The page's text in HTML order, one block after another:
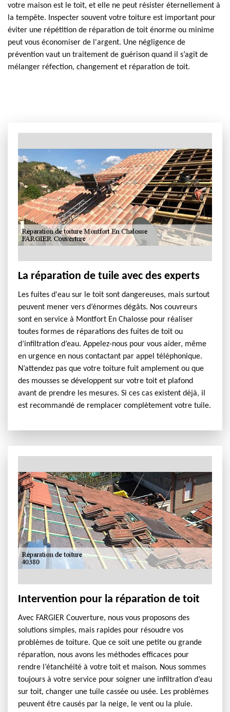
votre maison est le toit, et elle ne peut résister éternellement à
la tempête. Inspecter souvent votre toiture est important pour
éviter une répétition de réparation de toit énorme ou minime
peut vous économiser de l'argent. Une négligence de
prévention vaut un traitement de guérison quand il s’agit de
mélanger réfection, changement et réparation de toit.
La réparation de tuile avec des experts
Les fuites d'eau sur le toit sont dangereuses, mais surtout
peuvent mener vers d’énormes dégâts. Nos couvreurs
sont en service à Montfort En Chalosse pour réaliser
toutes formes de réparations des fuites de toit ou
d’infiltration d’eau. Appelez-nous pour vous aider, même
en urgence en nous contactant par appel téléphonique.
N’attendez pas que votre toiture fuit amplement ou que
des mousses se développent sur votre toit et plafond
avant de prendre les mesures. Si ces cas existent déjà, il
est recommandé de remplacer complètement votre tuile.
Intervention pour la réparation de toit
Avec FARGIER Couverture, nous vous proposons des
solutions simples, mais rapides pour résoudre vos
problèmes de toiture. Que ce soit une petite ou grande
réparation, nous avons les méthodes efficaces pour
rendre l’étanchéité à votre toit et maison. Nous sommes
toujours à votre service pour soigner une infiltration d’eau
sur toit, changer une tuile cassée ou usée. Les problèmes
peuvent être causés par la neige, le vent ou la pluie.